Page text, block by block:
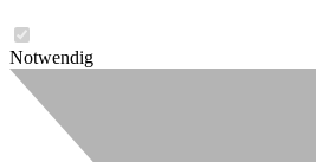
Notwendig